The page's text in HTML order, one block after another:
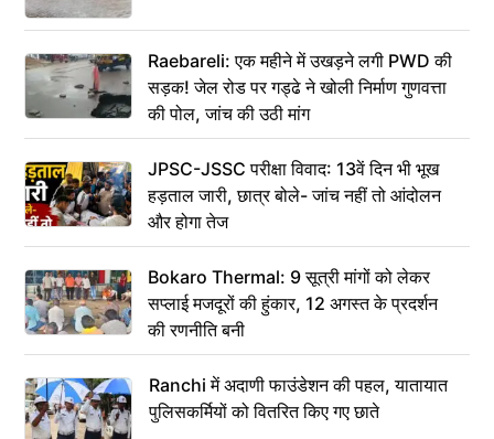
Raebareli: एक महीने में उखड़ने लगी PWD की
सड़क! जेल रोड पर गड्ढे ने खोली निर्माण गुणवत्ता
की पोल, जांच की उठी मांग
JPSC-JSSC परीक्षा विवाद: 13वें दिन भी भूख
हड़ताल जारी, छात्र बोले- जांच नहीं तो आंदोलन
और होगा तेज
Bokaro Thermal: 9 सूत्री मांगों को लेकर
सप्लाई मजदूरों की हुंकार, 12 अगस्त के प्रदर्शन
की रणनीति बनी
Ranchi में अदाणी फाउंडेशन की पहल, यातायात
पुलिसकर्मियों को वितरित किए गए छाते